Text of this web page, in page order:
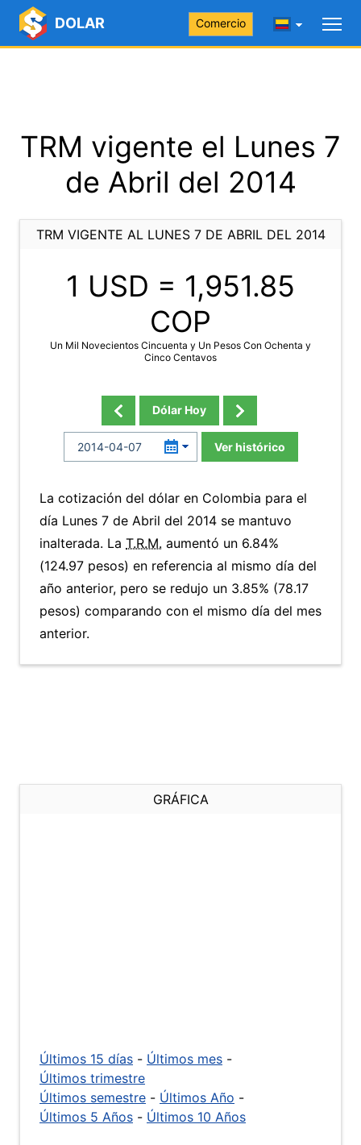
DOLAR Comercio
TRM vigente el Lunes 7
de Abril del 2014
TRM VIGENTE AL LUNES 7 DE ABRIL DEL 2014
1 USD = 1,951.85
COP
Un Mil Novecientos Cincuenta y Un Pesos Con Ochenta y
Cinco Centavos
Dólar Hoy
Ver histórico
La cotización del dólar en Colombia para el
día Lunes 7 de Abril del 2014 se mantuvo
inalterada. La T.R.M. aumentó un 6.84%
(124.97 pesos) en referencia al mismo día del
año anterior, pero se redujo un 3.85% (78.17
pesos) comparando con el mismo día del mes
anterior.
GRÁFICA
Últimos 15 días - Últimos mes -
Últimos trimestre
Últimos semestre - Últimos Año -
Últimos 5 Años - Últimos 10 Años